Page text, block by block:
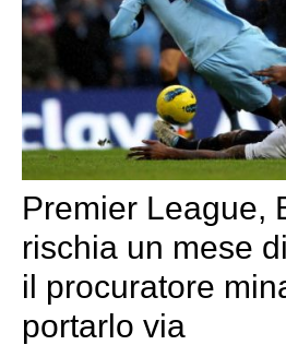
Premier League,
rischia un mese
il procuratore
portarlo via